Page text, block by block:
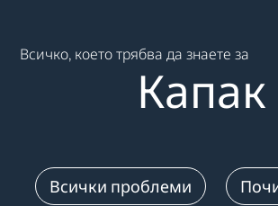
Всичко, което трябва да знаете за
Капак
Всички проблеми